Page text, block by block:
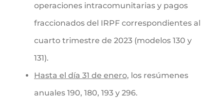
operaciones intracomunitarias y pagos
fraccionados del IRPF correspondientes al
cuarto trimestre de 2023 (modelos 130 y
131).
Hasta el día 31 de enero, los resúmenes
anuales 190, 180, 193 y 296.